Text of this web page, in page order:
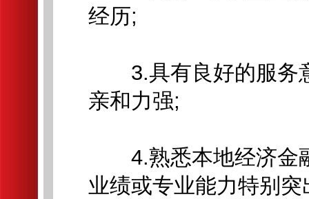
经历;
3.具有良好的服务
亲和力强;
4.熟悉本地经济金
业绩或专业能力特别